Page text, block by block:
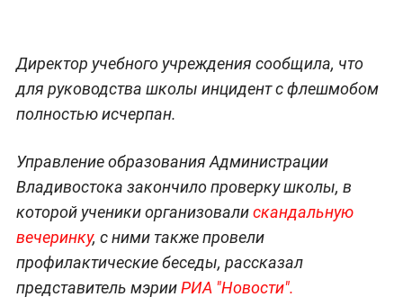
Директор учебного учреждения сообщила, что
для руководства школы инцидент с флешмобом
полностью исчерпан.
Управление образования Администрации
Владивостока закончило проверку школы, в
которой ученики организовалискандальную
вечеринку, с ними также провели
профилактические беседы, рассказал
представитель мэрииРИА "Новости".